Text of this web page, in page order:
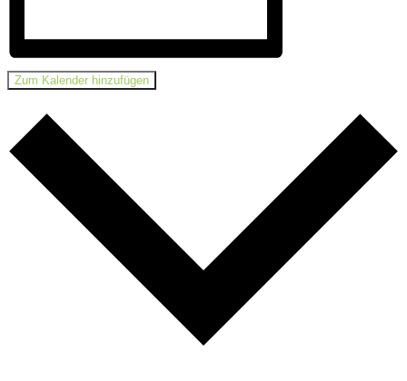
Zum Kalender hinzufügen